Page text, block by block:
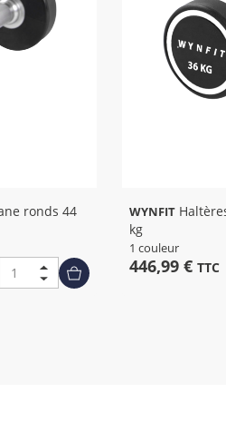
WYNFIT
kg
1 couleur
446,99 €TTC